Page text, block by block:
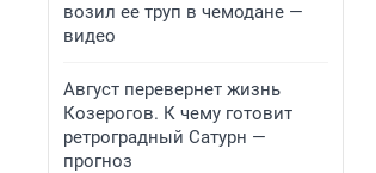
возил ее труп в чемодане —
видео
Август перевернет жизнь
Козерогов. К чему готовит
ретроградный Сатурн —
прогноз